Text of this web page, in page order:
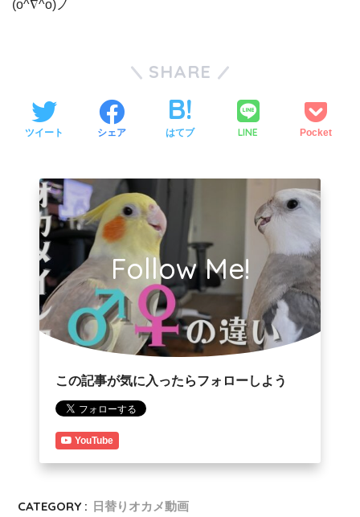
(o^∇^o)ノ
SHARE
ツイート シェア はてブ LINE Pocket
Follow Me!
この記事が気に入ったらフォローしよう
YouTube
CATEGORY : 日替りオカメ動画